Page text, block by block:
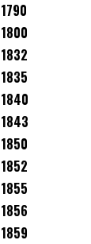
1790
1800
1832
1835
1840
1843
1850
1852
1855
1856
1859